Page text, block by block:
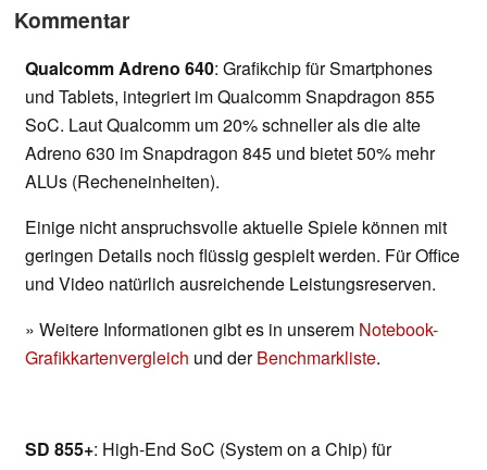
Kommentar
Qualcomm Adreno 640: Grafikchip für Smartphones
und Tablets, integriert im Qualcomm Snapdragon 855
SoC. Laut Qualcomm um 20% schneller als die alte
Adreno 630 im Snapdragon 845 und bietet 50% mehr
ALUs (Recheneinheiten).
Einige nicht anspruchsvolle aktuelle Spiele können mit
geringen Details noch flüssig gespielt werden. Für Office
und Video natürlich ausreichende Leistungsreserven.
» Weitere Informationen gibt es in unserem Notebook-
Grafikkartenvergleich und derBenchmarkliste.
SD 855+: High-End SoC (System on a Chip) für